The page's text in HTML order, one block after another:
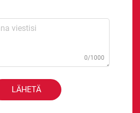
0/1000
LÄHETÄ